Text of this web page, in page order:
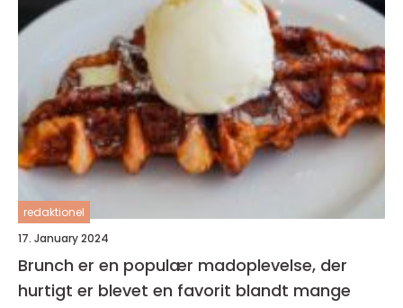
redaktionel
17. January 2024
Brunch er en populær madoplevelse, der
hurtigt er blevet en favorit blandt mange